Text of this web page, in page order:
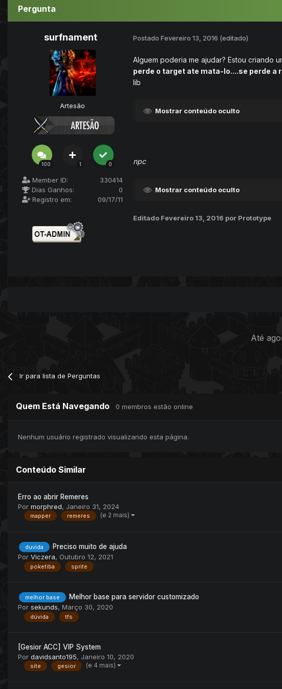
Pergunta
surfnament
Artesão
100 1 0
Member ID:
330414
Dias Ganhos:
0
Registro em:
09/17/11
Postado Fevereiro 13, 2016 (editado)
Alguem poderia me ajudar? Estou criando
perde o target ate mata-lo....se perde a
lib
Mostrar conteúdo oculto
npc
Mostrar conteúdo oculto
Editado Fevereiro 13, 2016 por Prototype
Até
Ir para lista de Perguntas
Quem Está Navegando 0 membros estão online
Nenhum usuário registrado visualizando esta página.
Conteúdo Similar
Erro ao abrir Remeres
Por morphred, Janeiro 31, 2024
mapper remeres (e 2 mais)
duvida
Preciso muito de ajuda
Por Viczera, Outubro 12, 2021
poketiba sprite
melhor base
Melhor base para servidor customizado
Por sekunds, Março 30, 2020
dúvida tfs
[Gesior ACC] VIP System
Por davidsanto195, Janeiro 10, 2020
site gesior (e 4 mais)